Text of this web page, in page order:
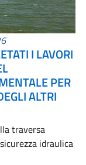
I LAVORI
PER
ALTRI
traversa
idraulica